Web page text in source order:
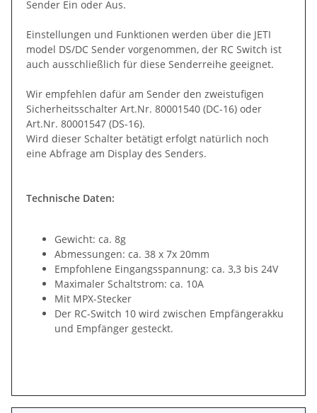
Sender Ein oder Aus.
Einstellungen und Funktionen werden über die JETI
model DS/DC Sender vorgenommen, der RC Switch ist
auch ausschließlich für diese Senderreihe geeignet.
Wir empfehlen dafür am Sender den zweistufigen
Sicherheitsschalter Art.Nr. 80001540 (DC-16) oder
Art.Nr. 80001547 (DS-16).
Wird dieser Schalter betätigt erfolgt natürlich noch
eine Abfrage am Display des Senders.
Technische Daten:
Gewicht: ca. 8g
Abmessungen: ca. 38 x 7x 20mm
Empfohlene Eingangsspannung: ca. 3,3 bis 24V
Maximaler Schaltstrom: ca. 10A
Mit MPX-Stecker
Der RC-Switch 10 wird zwischen Empfängerakku
und Empfänger gesteckt.